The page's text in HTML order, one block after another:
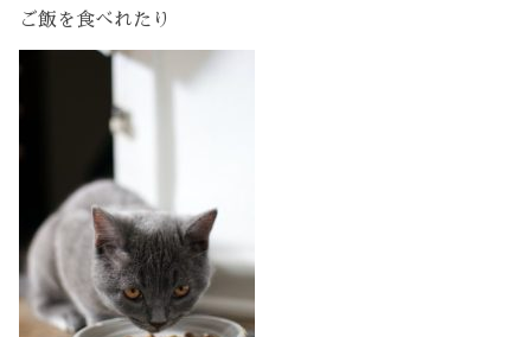
ご飯を食べれたり